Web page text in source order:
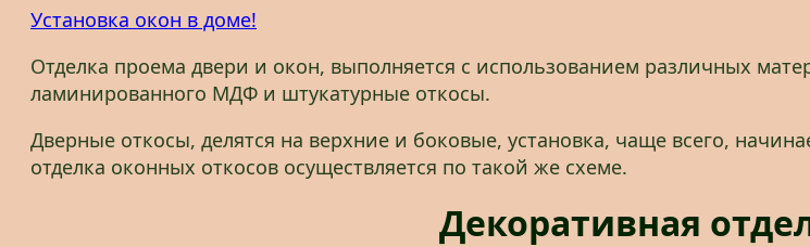
Установка окон в доме!
Отделка проема двери и окон, выполняется с использованием различных
ламинированного МДФ и штукатурные откосы.
Дверные откосы, делятся на верхние и боковые, установка, чаще всего,
отделка оконных откосов осуществляется по такой же схеме.
Декоративная